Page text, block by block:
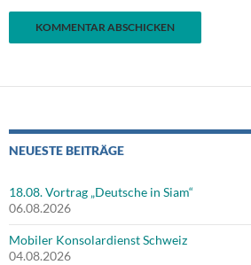
NEUESTE BEITRÄGE
18.08. Vortrag „Deutsche in Siam“
06.08.2026
Mobiler Konsolardienst Schweiz
04.08.2026